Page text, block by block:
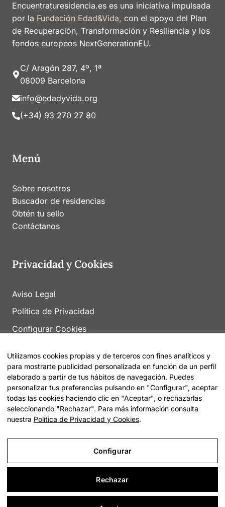
Encuentraturesidencia.es es una iniciativa impulsada
por la Fundación Edad&Vida, con el apoyo del Plan
de Recuperación, Transformación y Resiliencia y los
fondos europeos NextGenerationEU.
C/ Aragón 287, 4º, 1ª
08009 Barcelona
info@edadyvida.org
(+34) 93 270 27 80
Menú
Sobre nosotros
Buscador de residencias
Obtén tu sello
Contáctanos
Privacidad y Cookies
Aviso Legal
Política de Privacidad
Configurar Cookies
© 2026 Encuentra tu Residencia | Sitemap
Utilizamos cookies propias y de terceros con fines analíticos y
para mostrarte publicidad personalizada en función de un perfil
elaborado a partir de tus hábitos de navegación. Puedes
personalizar tus preferencias pulsando en "Configurar", aceptar
todas las cookies haciendo clic en "Aceptar", o rechazarlas
seleccionando "Rechazar". Para más información consulta
nuestra Política de Privacidad y Cookies.
Configurar
Rechazar